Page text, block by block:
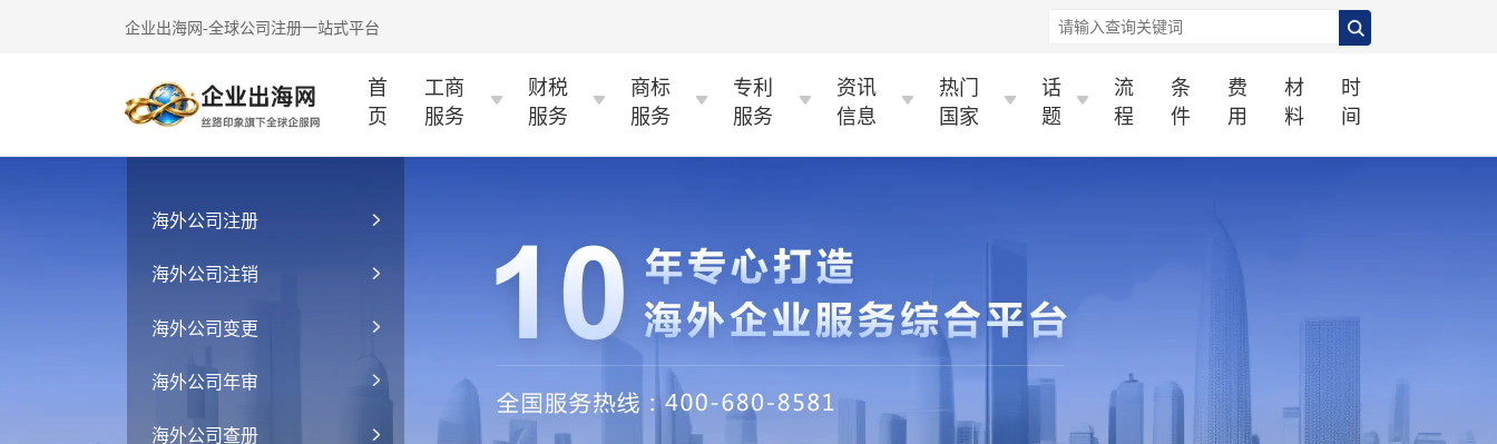
企业出海网-全球公司注册一站式平台
首
页
工商
服务
财税
服务
商标
服务
专利
服务
资讯
信息
热门
国家
话
题
流
程
条
件
费
用
材
料
时
间
海外公司注册
海外公司注销
海外公司变更
海外公司年审
海外公司查册